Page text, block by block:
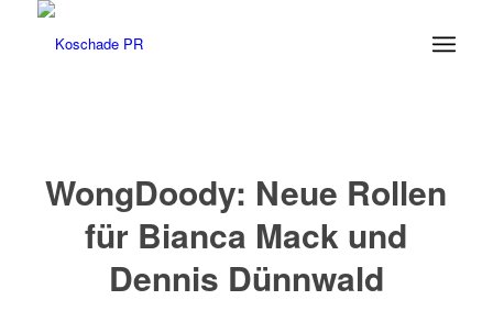
WongDoody: Neue Rollen
für Bianca Mack und
Dennis Dünnwald